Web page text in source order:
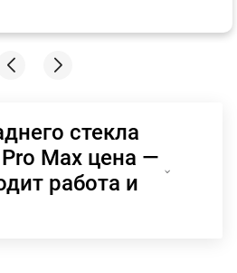
стекла
Max цена —
работа и